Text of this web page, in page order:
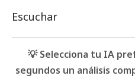
Escuchar
💡 Selecciona tu IA
segundos un análisis